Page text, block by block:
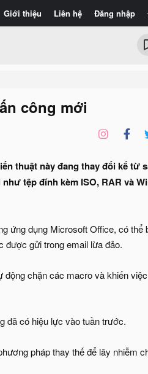
Giới thiệu Liên hệ Đăng nhập
công mới
thuật này đang thay đổi kể từ
tệp đính kèm ISO, RAR và
ứng dụng Microsoft Office, có thể
được gửi trong email lừa đảo.
động chặn các macro và khiến
đã có hiệu lực vào tuần trước.
pháp thay thế để lây nhiễm